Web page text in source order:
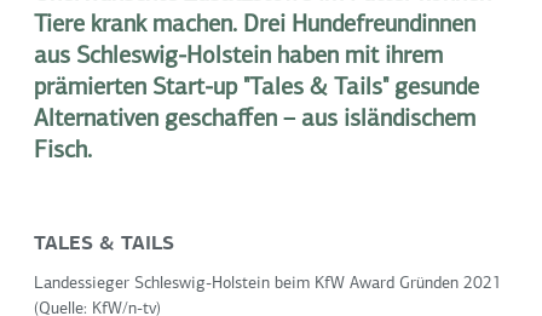
Tiere krank machen. Drei Hundefreundinnen
aus Schleswig-Holstein haben mit ihrem
prämierten Start-up "Tales & Tails" gesunde
Alternativen geschaffen – aus isländischem
Fisch.
TALES & TAILS
Landessieger Schleswig-Holstein beim KfW Award Gründen 2021
(Quelle: KfW/n-tv)